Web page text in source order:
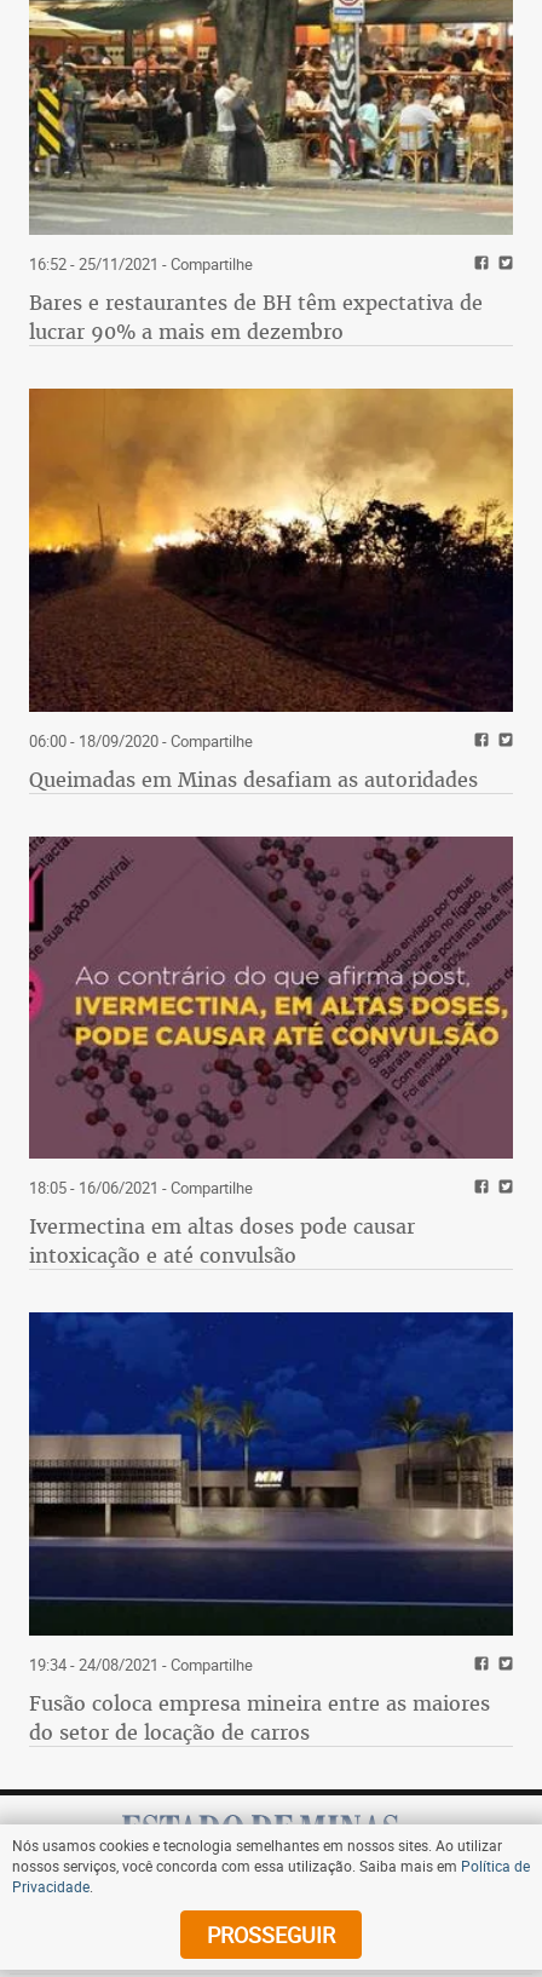
16:52 - 25/11/2021 - Compartilhe
Bares e restaurantes de BH têm expectativa de
lucrar 90% a mais em dezembro
06:00 - 18/09/2020- Compartilhe
Queimadas em Minas desafiam as autoridades
18:05 - 16/06/2021 - Compartilhe
Ivermectina em altas doses pode causar
intoxicação e até convulsão
19:34 - 24/08/2021 - Compartilhe
Fusão coloca empresa mineira entre as maiores
do setor de locação de carros
Assine
Nós usamos cookies e tecnologia semelhantes em nossos sites. Ao utilizar
nossos serviços, você concorda com essa utilização. Saiba mais em Política de
Privacidade
PROSSEGUIR